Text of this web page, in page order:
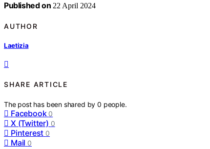
Published on 22 April 2024
AUTHOR
Laetizia
SHARE ARTICLE
The post has been shared by0 people.
Facebook 0
X (Twitter) 0
Pinterest 0
Mail 0